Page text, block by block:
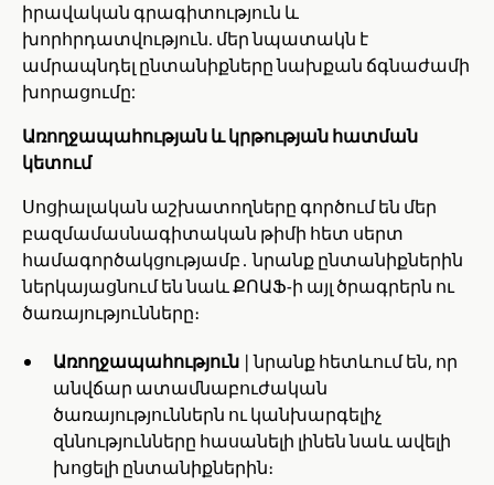
իրավական գրագիտություն և
խորհրդատվություն. մեր նպատակն է
ամրապնդել ընտանիքները նախքան ճգնաժամի
խորացումը:
Առողջապահության և կրթության հատման
կետում
Սոցիալական աշխատողները գործում են մեր
բազմամասնագիտական թիմի հետ սերտ
համագործակցությամբ․ նրանք ընտանիքներին
ներկայացնում են նաև ՔՈԱՖ-ի այլ ծրագրերն ու
ծառայությունները։
Առողջապահություն| նրանք հետևում են, որ
անվճար ատամնաբուժական
ծառայություններն ու կանխարգելիչ
զննությունները հասանելի լինեն նաև ավելի
խոցելի ընտանիքներին։